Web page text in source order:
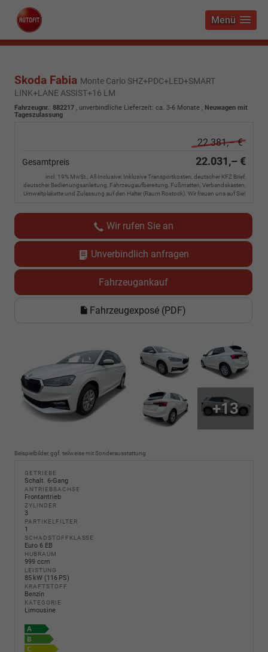
Menü
Skoda Fabia Monte Carlo SHZ+PDC+LED+SMART
LINK+LANE ASSIST+16 LM
Fahrzeugnr.: 882217 , unverbindliche Lieferzeit: ca. 3-6 Monate , Neuwagen mit
Tageszulassung
22.381,– €
Gesamtpreis 22.031,– €
incl. 19% MwSt., All Inclusive: Inklusive Transportkosten, deutscher KFZ Brief,
deutscher Bedienungsanleitung, Fahrzeugaufbereitung, Fußmatten, Verbandskasten,
Umweltplakette und Zulassung auf den Halter (Raum Rostock). Wir freuen uns auf Sie!
Wir rufen Sie an
Unverbindlich anfragen
Fahrzeugankauf
Fahrzeugexposé (PDF)
+13
Beispielbilder, ggf. teilweise mit Sonderausstattung
GETRIEBE
Schalt. 6-Gang
ANTRIEBSACHSE
Frontantrieb
ZYLINDER
3
PARTIKELFILTER
1
SCHADSTOFFKLASSE
Euro 6 EB
HUBRAUM
999 ccm
LEISTUNG
85 kW (116 PS)
KRAFTSTOFF
Benzin
KATEGORIE
Limousine